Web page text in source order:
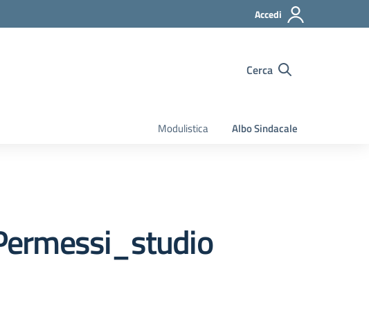
Accedi
Cerca
Modulistica Albo Sindacale